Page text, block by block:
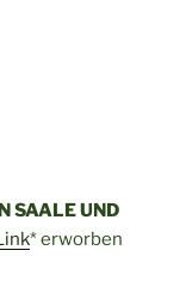
SAALE UND
* erworben